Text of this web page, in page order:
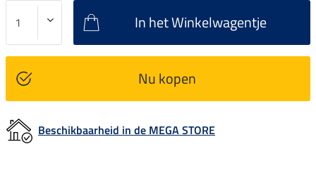
In het Winkelwagentje
Nu kopen
Beschikbaarheid in de MEGA STORE